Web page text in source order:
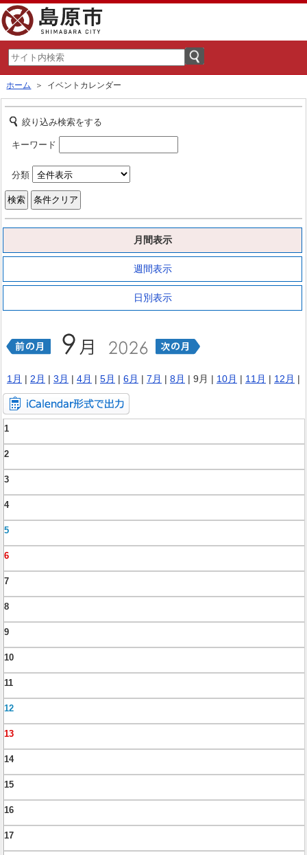
ホーム ＞ イベントカレンダー
絞り込み検索をする
キーワード
分類
月間表示
週間表示
日別表示
1月 | 2月 | 3月 | 4月 | 5月 | 6月 | 7月 | 8月 | 9月 | 10月 | 11月 | 12月 |
1
2
3
4
5
6
7
8
9
10
11
12
13
14
15
16
17